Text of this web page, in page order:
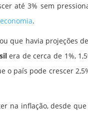
até 3% sem
.
que havia projeções
era de cerca de 1%,
o país pode crescer
na inflação, desde